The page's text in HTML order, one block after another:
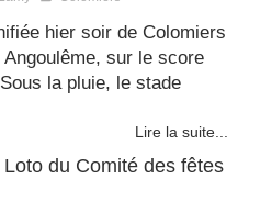
hier soir de Colomiers
sur le score
la pluie, le stade
Lire la suite...
du Comité des fêtes